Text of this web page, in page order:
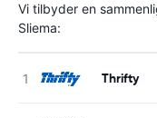
Vi tilbyder en
Sliema:
Thrifty